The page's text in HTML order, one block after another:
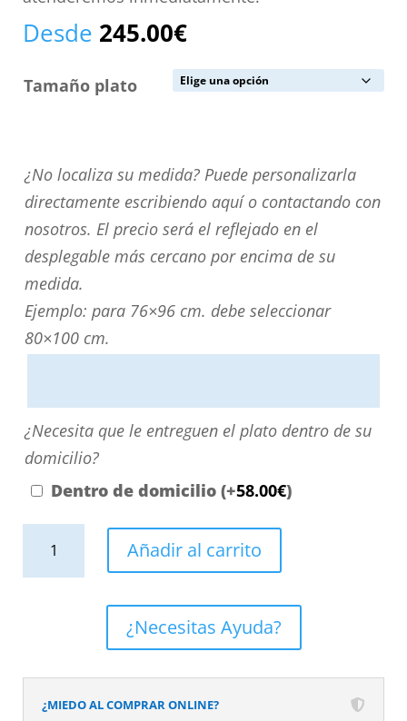
Desde 245.00€
Tamaño plato
¿No
localiza
su
medida?
Puede
personalizarla
directamente
contactando
nosotros.
El
precio
será
¿No localiza su medida? Puede personalizarla
directamente escribiendo aquí o contactando con
nosotros. El precio será el reflejado en el
desplegable más cercano por encima de su
medida.
Ejemplo: para 76×96 cm. debe seleccionar
80×100 cm.
¿Necesita
que
le
domicilio?
¿Necesita que le entreguen el plato dentro de su
domicilio?
Dentro de domicilio (+58.00€)
pizarra.
Efecto
Añadir al carrito
¿Necesitas Ayuda?
¿MIEDO AL COMPRAR ONLINE?